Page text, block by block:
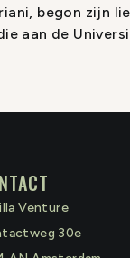
begon zijn
aan de
National
en onderzoek,
Venture
30e